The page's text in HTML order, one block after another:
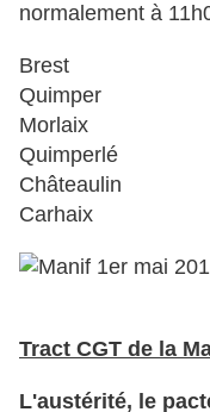
normalement à
Brest
Quimper
Morlaix
Quimperlé
Châteaulin
Carhaix
Morlaix,
Tract CGT de la
L'austérité, le